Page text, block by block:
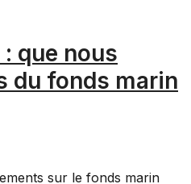
que nous
du fonds marin
sur le fonds marin